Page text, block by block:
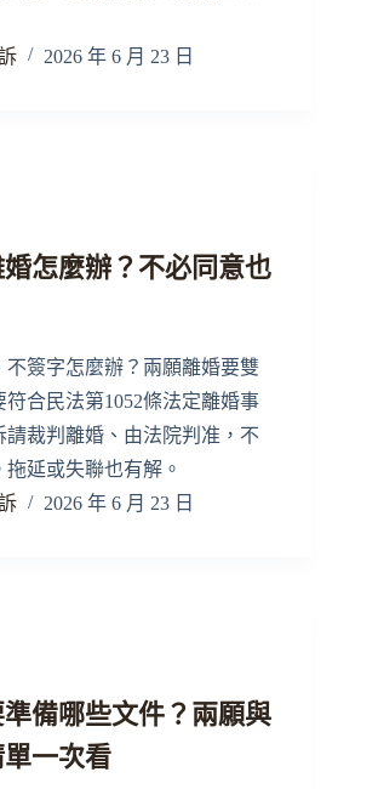
2026 年 6 月 23 日
怎麼辦？不必同意也
不簽字怎麼辦？兩願離婚要雙
符合民法第1052條法定離婚事
請裁判離婚、由法院判准，不
延或失聯也有解。
2026 年 6 月 23 日
備哪些文件？兩願與
一次看